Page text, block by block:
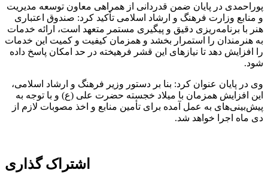
پوراحمدی در پایان ضمن قدردانی از همراهی معاون توسعه مدیریت
و منابع وزارت فرهنگ و ارشاد اسلامی تأکید کرد: صندوق اعتباری
هنر با برنامه‌ریزی دقیق و پیگیری مستمر متعهد است، ارائه خدمات
به هنرمندان را استمرار بخشد و همزمان کیفیت و کمیت این خدمات
را افزایش دهد تا نیازهای این قشر فرهیخته در حد امکان پاسخ داده
شود.
وی در پایان عنوان کرد: بنا بر دستور وزیر فرهنگ و ارشاد اسلامی،
این افزایش همزمان با میلاد خجسته حضرت علی (ع) و با توجه به
پیش‌بینی‌های به عمل آمده برای تأمین منابع و اخذ مصوبات لازم از
دی ماه اجرا خواهد شد.
اشتراک گذاری